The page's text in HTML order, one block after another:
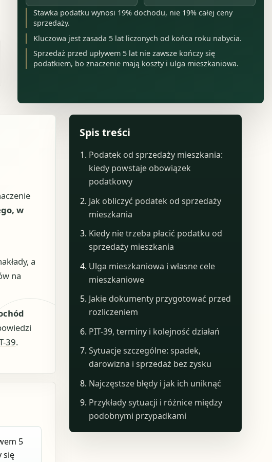
Stawka podatku wynosi 19% dochodu, nie 19% całej ceny
sprzedaży.
Kluczowa jest zasada 5 lat liczonych od końca roku nabycia.
Sprzedaż przed upływem 5 lat nie zawsze kończy się
podatkiem, bo znaczenie mają koszty i ulga mieszkaniowa.
w
a
na
39.
5
się
Spis treści
Podatek od sprzedaży mieszkania:
kiedy powstaje obowiązek
podatkowy
Jak obliczyć podatek od sprzedaży
mieszkania
Kiedy nie trzeba płacić podatku od
sprzedaży mieszkania
Ulga mieszkaniowa i własne cele
mieszkaniowe
Jakie dokumenty przygotować przed
rozliczeniem
PIT-39, terminy i kolejność działań
Sytuacje szczególne: spadek,
darowizna i sprzedaż bez zysku
Najczęstsze błędy i jak ich uniknąć
Przykłady sytuacji i różnice między
podobnymi przypadkami